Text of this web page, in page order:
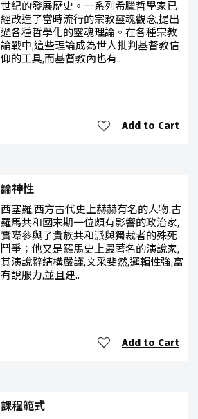
世紀的發展歷史。一系列希臘哲學家已
經改造了當時流行的宗教靈魂觀念,提出
過各種哲學化的靈魂理論。在各種宗教
論戰中,這些理論成為世人批判基督教信
仰的工具,而基督教內也有..
Add to Cart
論神性
西塞羅,西方古代史上赫赫有名的人物,古
羅馬共和國末期一位頗有影響的政治家,
實際參與了貴族共和派與獨裁者的殊死
鬥爭；他又是羅馬史上最著名的演說家,
其演說辭結構嚴謹,文采斐然,邏輯性強,富
有說服力,並且建..
Add to Cart
課程範式